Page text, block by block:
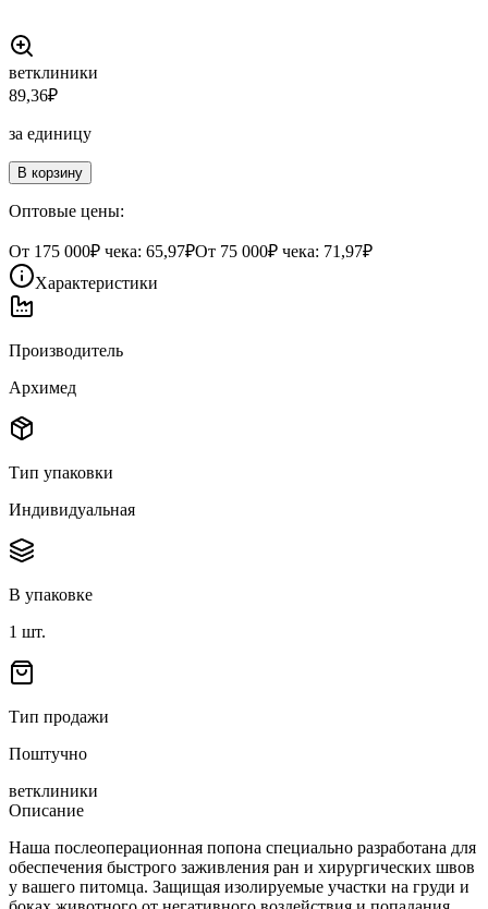
ветклиники
89,36₽
за единицу
В корзину
Оптовые цены:
От 175 000₽ чека: 65,97₽От 75 000₽ чека: 71,97₽
Характеристики
Производитель
Архимед
Тип упаковки
Индивидуальная
В упаковке
1 шт.
Тип продажи
Поштучно
ветклиники
Описание
Наша послеоперационная попона специально разработана для
обеспечения быстрого заживления ран и хирургических швов
у вашего питомца. Защищая изолируемые участки на груди и